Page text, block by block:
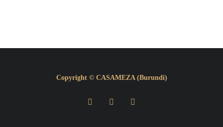
Copyright © CASAMEZA (Burundi)